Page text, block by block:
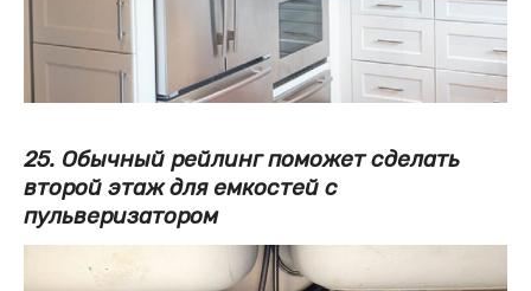
25. Обычный рейлинг поможет сделать
второй этаж для емкостей с
пульверизатором